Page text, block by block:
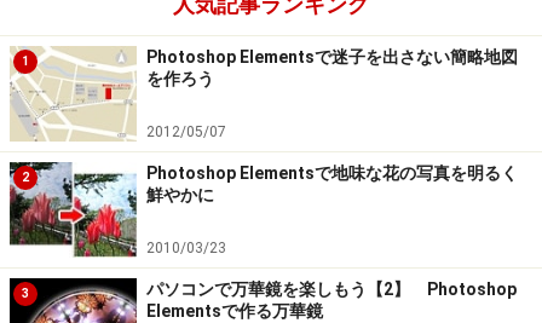
1
Photoshop Elementsで迷子を出さない簡略地図
を作ろう
2012/05/07
2
Photoshop Elementsで地味な花の写真を明るく
鮮やかに
2010/03/23
3
パソコンで万華鏡を楽しもう【2】 Photoshop
Elementsで作る万華鏡